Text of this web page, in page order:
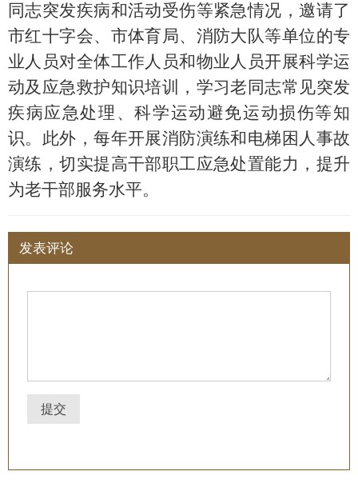
同志突发疾病和活动受伤等紧急情况，邀请了
市红十字会、市体育局、消防大队等单位的专
业人员对全体工作人员和物业人员开展科学运
动及 应急救护知识培训
，学习老同志常见突发
疾病应急处理、科学运动避免运动损伤等知
识。此外，每年开展消防演练和电梯困人事故
演练 ，切实提高干部职工应急处置能力，提升
为老干部服务水平。
发表评论
提交